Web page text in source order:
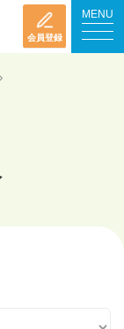
会員登録
MENU